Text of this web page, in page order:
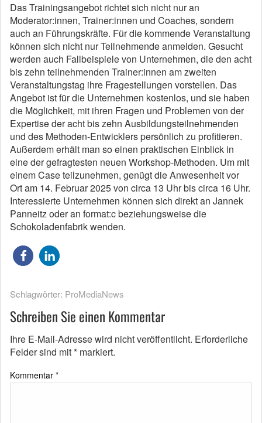
Das Trainingsangebot richtet sich nicht nur an
Moderator:innen, Trainer:innen und Coaches, sondern
auch an Führungskräfte. Für die kommende Veranstaltung
können sich nicht nur Teilnehmende anmelden. Gesucht
werden auch Fallbeispiele von Unternehmen, die den acht
bis zehn teilnehmenden Trainer:innen am zweiten
Veranstaltungstag ihre Fragestellungen vorstellen. Das
Angebot ist für die Unternehmen kostenlos, und sie haben
die Möglichkeit, mit ihren Fragen und Problemen von der
Expertise der acht bis zehn Ausbildungsteilnehmenden
und des Methoden-Entwicklers persönlich zu profitieren.
Außerdem erhält man so einen praktischen Einblick in
eine der gefragtesten neuen Workshop-Methoden. Um mit
einem Case teilzunehmen, genügt die Anwesenheit vor
Ort am 14. Februar 2025 von circa 13 Uhr bis circa 16 Uhr.
Interessierte Unternehmen können sich direkt an Jannek
Panneitz oder an format:c beziehungsweise die
Schokoladenfabrik wenden.
Schlagwörter: ProMediaNews
Schreiben Sie einen Kommentar
Ihre E-Mail-Adresse wird nicht veröffentlicht. Erforderliche
Felder sind mit* markiert.
Kommentar *